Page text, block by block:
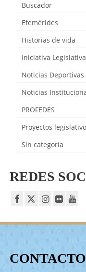
Buscador
Efemérides
Historias de vida
Iniciativa
Noticias Deportivas
Noticias
PROFEDES
Proyectos
Sin categoría
REDES
CONTACTO